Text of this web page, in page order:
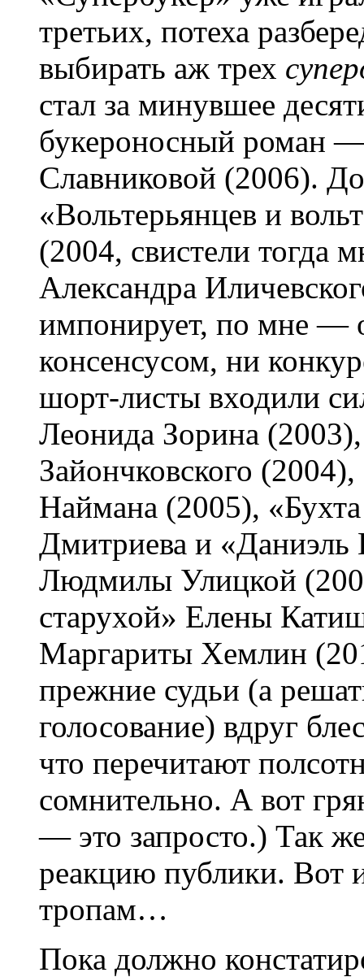
третьих, потеха
выбирать аж трех
стал за минувшее
букероносный роман
Славниковой (2006).
«Вольтерьянцев и
(2004, свистели тогда
Александра
импонирует, по мне —
консенсусом, ни
шорт-листы входили
Леонида Зорина
Зайончковского
Наймана (2005),
Дмитриева и
Людмилы Улицкой
старухой» Елены
Маргариты Хемлин
прежние судьи (а
голосование) вдруг
что перечитают
сомнительно. А вот
— это запросто.) Так
реакцию публики. Вот
тропам…
Пока должно